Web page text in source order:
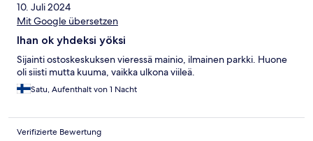
10. Juli 2024
Mit Google übersetzen
Ihan ok yhdeksi yöksi
Sijainti ostoskeskuksen vieressä mainio, ilmainen parkki. Huone
oli siisti mutta kuuma, vaikka ulkona viileä.
Satu, Aufenthalt von 1 Nacht
Verifizierte Bewertung